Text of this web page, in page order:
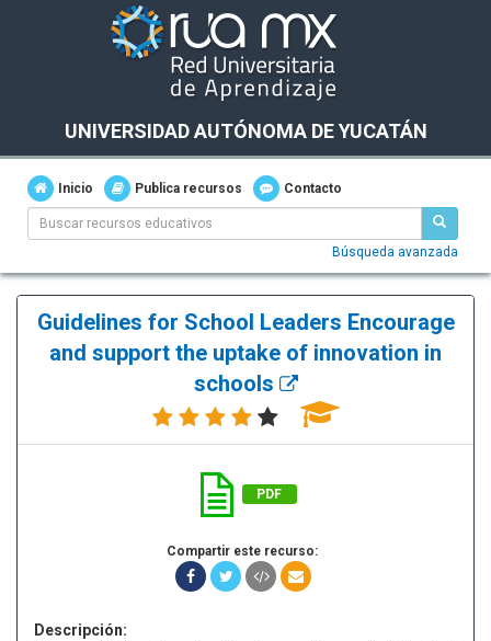
UNIVERSIDAD AUTÓNOMA DE YUCATÁN
Inicio Publica recursos Contacto
Búsqueda avanzada
Guidelines for School Leaders Encourage
and support the uptake of innovation in
schools
PDF
Compartir este recurso:
Descripción: